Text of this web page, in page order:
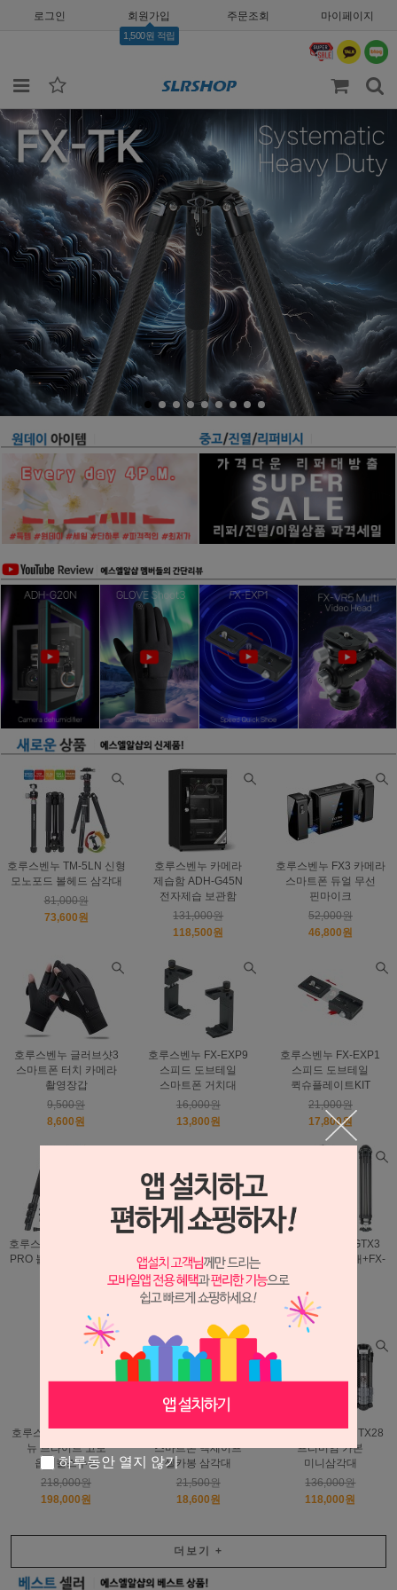
로그인 회원가입
1,500원 적립
주문조회 마이페이지
호루스벤누 TM-5LN 신형
모노포드 볼헤드 삼각대
81,000원
73,600원
호루스벤누 카메라
제습함 ADH-G45N
전자제습 보관함
131,000원
118,500원
호루스벤누 FX3 카메라
스마트폰 듀얼 무선
핀마이크
52,000원
46,800원
호루스벤누 글러브샷3
스마트폰 터치 카메라
촬영장갑
9,500원
8,600원
호루스벤누 FX-EXP9
스피드 도브테일
스마트폰 거치대
16,000원
13,800원
호루스벤누 FX-EXP1
스피드 도브테일
퀵슈플레이트KIT
21,000원
17,800원
호루스벤누 FX-7434-X2
PRO 블루투스 맥세이프
도브테일 퀵슈 플레이트
KIT
21,800원
호루스벤누 FX-GTX3
카본 비디오삼각대+FX-
329,000원
299,000원
호루스벤누 GOBO-S80
뉴 브라이트 고보
옵티컬스누트
218,000원
198,000원
라이트닝 F2 카메라
스마트폰 맥세이프
셀카봉 삼각대
21,500원
18,600원
호루스벤누 FX-MTX28
프리미엄 카본
미니삼각대
136,000원
118,000원
더보기 +
하루동안 열지 않기